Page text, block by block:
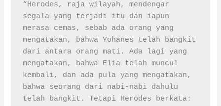
“Herodes, raja wilayah, mendengar
segala yang terjadi itu dan iapun
merasa cemas, sebab ada orang yang
mengatakan, bahwa Yohanes telah bangkit
dari antara orang mati. Ada lagi yang
mengatakan, bahwa Elia telah muncul
kembali, dan ada pula yang mengatakan,
bahwa seorang dari nabi-nabi dahulu
telah bangkit. Tetapi Herodes berkata: